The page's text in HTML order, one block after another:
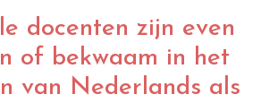
docenten zijn even
of bekwaam in het
van Nederlands als